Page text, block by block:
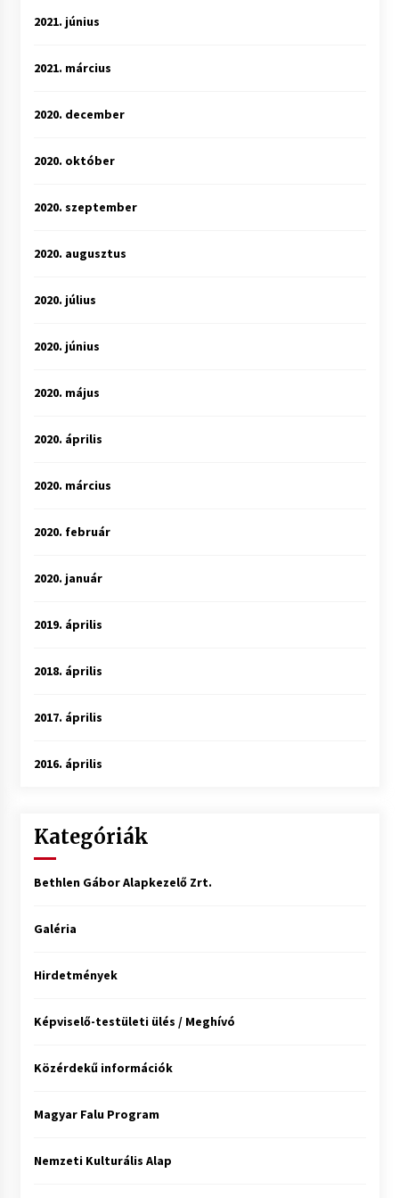
2021. június
2021. március
2020. december
2020. október
2020. szeptember
2020. augusztus
2020. július
2020. június
2020. május
2020. április
2020. március
2020. február
2020. január
2019. április
2018. április
2017. április
2016. április
Kategóriák
Bethlen Gábor Alapkezelő Zrt.
Galéria
Hirdetmények
Képviselő-testületi ülés / Meghívó
Közérdekű információk
Magyar Falu Program
Nemzeti Kulturális Alap